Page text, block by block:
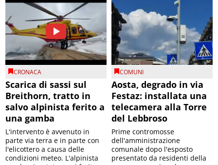
CRONACA
Scarica di sassi sul
Breithorn, tratto in
salvo alpinista ferito a
una gamba
L'intervento è avvenuto in
parte via terra e in parte con
l'elicottero a causa delle
condizioni meteo. L'alpinista
COMUNI
Aosta, degrado in via
Festaz: installata una
telecamera alla Torre
del Lebbroso
Prime contromosse
dell'amministrazione
comunale dopo l'esposto
presentato da residenti della